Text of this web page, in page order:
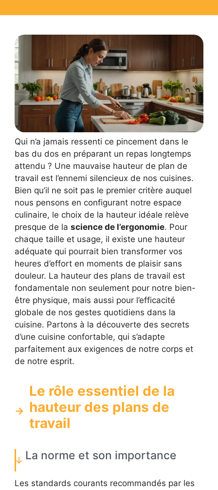
Qui n’a jamais ressenti ce pincement dans le
bas du dos en préparant un repas longtemps
attendu ? Une mauvaise hauteur de plan de
travail est l’ennemi silencieux de nos cuisines.
Bien qu’il ne soit pas le premier critère auquel
nous pensons en configurant notre espace
culinaire, le choix de la hauteur idéale relève
presque de la science de l’ergonomie. Pour
chaque taille et usage, il existe une hauteur
adéquate qui pourrait bien transformer vos
heures d’effort en moments de plaisir sans
douleur. La hauteur des plans de travail est
fondamentale non seulement pour notre bien-
être physique, mais aussi pour l’efficacité
globale de nos gestes quotidiens dans la
cuisine. Partons à la découverte des secrets
d’une cuisine confortable, qui s’adapte
parfaitement aux exigences de notre corps et
de notre esprit.
Le rôle essentiel de la
hauteur des plans de
travail
La norme et son importance
Les standards courants recommandés par les